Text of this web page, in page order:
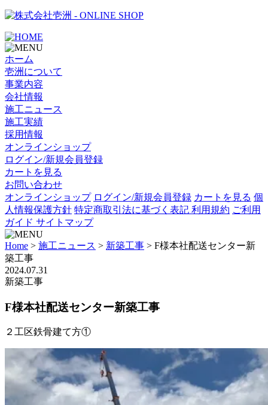
- ONLINE SHOP
ホーム
壱洲について
事業内容
会社情報
施工ニュース
施工実績
採用情報
オンラインショップ
ログイン/新規会員登録
カートを見る
お問い合わせ
オンラインショップ ログイン/新規会員登録 カートを見る 個
人情報保護方針 特定商取引法に基づく表記 利用規約 ご利用
ガイド サイトマップ
Home > 施工ニュース > 新築工事 > F様本社配送センター新
築工事
2024.07.31
新築工事
F様本社配送センター新築工事
２工区鉄骨建て方①